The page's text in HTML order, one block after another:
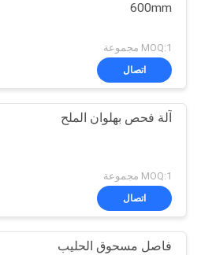
600mm
MOQ:1 مجموعة
اتصال
آلة فحص بهلوان الملح
MOQ:1 مجموعة
اتصال
فاصل مسحوق الحليب